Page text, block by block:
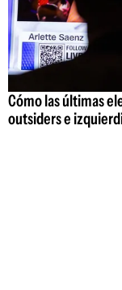
Cómo las últimas
outsiders e